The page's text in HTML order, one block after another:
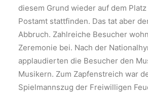
diesem Grund wieder auf dem
Postamt stattfinden. Das tat aber
Abbruch. Zahlreiche Besucher
Zeremonie bei. Nach der
applaudierten die Besucher den
Musikern. Zum Zapfenstreich war
Spielmannszug der Freiwilligen